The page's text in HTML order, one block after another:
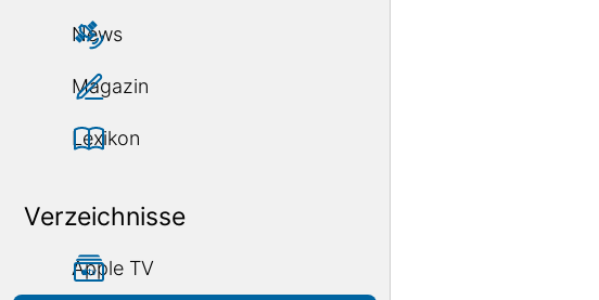
News
Magazin
Lexikon
Verzeichnisse
Apple TV